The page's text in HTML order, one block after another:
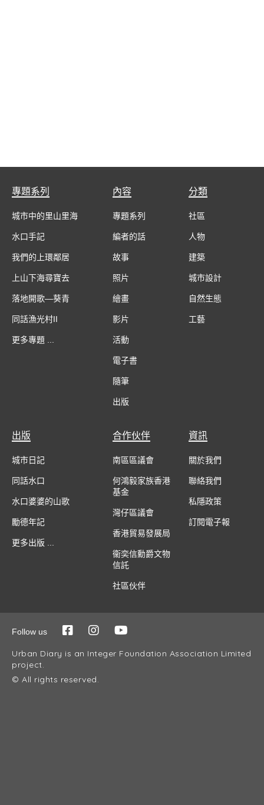
專題系列
城市中的里山里海
水口手記
我們的上環鄰居
上山下海尋寶去
落地開歌—葵青
同話漁光村II
更多專題 ...
內容
專題系列
編者的話
故事
照片
繪畫
影片
活動
電子書
隨筆
出版
分類
社區
人物
建築
城市設計
自然生態
工藝
出版
城市日記
同話水口
水口婆婆的山歌
勵德年記
更多出版 ...
合作伙伴
南區區議會
何鴻毅家族香港
基金
灣仔區議會
香港貿易發展局
衞奕信勳爵文物
信託
社區伙伴
資訊
關於我們
聯絡我們
私隱政策
訂閱電子報
Follow us
Urban Diary is an Integer Foundation Association Limited
project.
© All rights reserved.